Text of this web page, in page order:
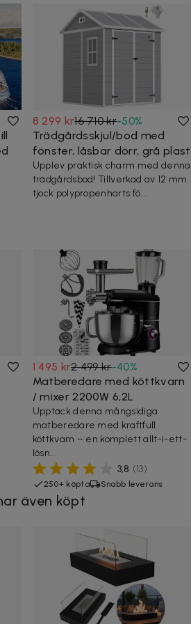
8 299 kr16 710 kr-50%
Trädgårdsskjul/bod med
fönster, låsbar dörr, grå plast
Upplev praktisk charm med denna
trädgårdsbod! Tillverkad av 12 mm
tjock polypropenharts fö...
1 495 kr2 499 kr-40%
Matberedare med köttkvarn
/ mixer 2200W 6,2L
Upptäck denna mångsidiga
matberedare med kraftfull
köttkvarn – en komplett allt-i-ett-
lösn...
3,8 (13)
250+ köpta Snabb leverans
även köpt